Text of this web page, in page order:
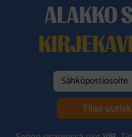
ALAKKO
Tilaa